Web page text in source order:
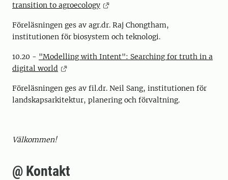
transition to agroecology
Föreläsningen ges av agr.dr. Raj Chongtham,
institutionen för biosystem och teknologi.
10.20 - "Modelling with Intent": Searching for truth in a
digital world
Föreläsningen ges av fil.dr. Neil Sang, institutionen för
landskapsarkitektur, planering och förvaltning.
Välkommen!
@ Kontakt